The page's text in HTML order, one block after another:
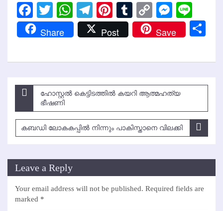
Facebook
Twitter
WhatsApp
Telegram
Pinterest
Tumblr
Copy
Link
Share Post Save
Post
navigation
ഹോസ്റ്റല്‍ കെട്ടിടത്തില്‍ കയറി ആത്മഹത്യ
ഭീഷണി
കബഡി ലോകകപ്പില്‍ നിന്നും പാകിസ്താനെ വിലക്കി
Leave a Reply
Your email address will not be published. Required fields are
marked *